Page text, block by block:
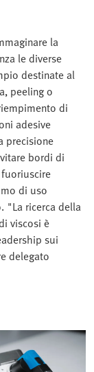
la
le diverse
destinate al
peeling o
di
adesive
precisione
bordi di
di uso
"La ricerca della
viscosi è
sui
delegato